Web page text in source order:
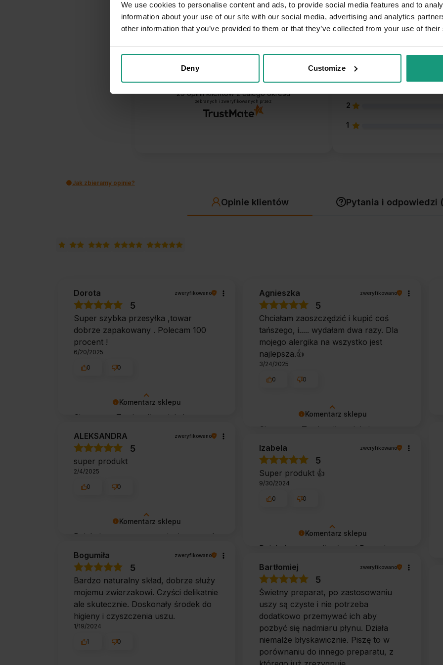
We use cookies to personalise content and ads, to provide social media features and to
information about your use of our site with our social media, advertising and analytics
other information that you’ve provided to them or that they’ve collected from your use of
Deny Customize
4.9
29opinii klientówz całego okresu
zebranych i zweryfikowanych przez
5
3
2
1
Jak zbieramy opinie?
Opinie klientów Pytania i odpowiedzi
Komentarz sklepu
Cieszy nas Twoja miła opinia i
wspaniałych klientów jak Ty. Z
pozdrowieniami, obsługa sklepu.
Dorota zweryfikowano
5
Super szybka przesyłka ,towar
dobrze zapakowany . Polecam 100
procent !
6/20/2025
0 0
Komentarz sklepu
Cieszy nas Twoja miła opinia i
wspaniałych klientów jak Ty. Z
pozdrowieniami, obsługa sklepu.
Agnieszka zweryfikowano
5
Chciałam zaoszczędzić i kupić coś
tańszego, i..... wydałam dwa razy. Dla
mojego alergika na wszystko jest
najlepsza.👍️
3/24/2025
0 0
Komentarz sklepu
Dziękujemy za pozostawienie nam tak
satysfakcja klienta i Twoja recenzja
potwierdza nasze wysiłki - dziękujemy
raz jeszcze i mamy nadzieję - do
szybkiego zobaczenia!
ALEKSANDRA zweryfikowano
5
super produkt
2/4/2025
0 0
Komentarz sklepu
Dziękujemy za miłe słowa! Doceniamy
nami Twoim doświadczeniem.
Jesteśmy szczęśliwi, że mamy takich
klientów. Z pozdrowieniami, obsługa
sklepu.
Izabela zweryfikowano
5
Super produkt 👍️
9/30/2024
0 0
Bogumiła zweryfikowano
5
Bardzo naturalny skład, dobrze służy
mojemu zwierzakowi. Czyści delikatnie
ale skutecznie. Doskonały środek do
higieny i czyszczenia uszu.
1/19/2024
1 0
Bartłomiej zweryfikowano
5
Świetny preparat, po zastosowaniu
uszy są czyste i nie potrzeba
dodatkowo przemywać ich aby
pozbyć się nadmiaru płynu. Działa
niemalże błyskawicznie. Piszę to w
porównaniu do innego preparatu, z